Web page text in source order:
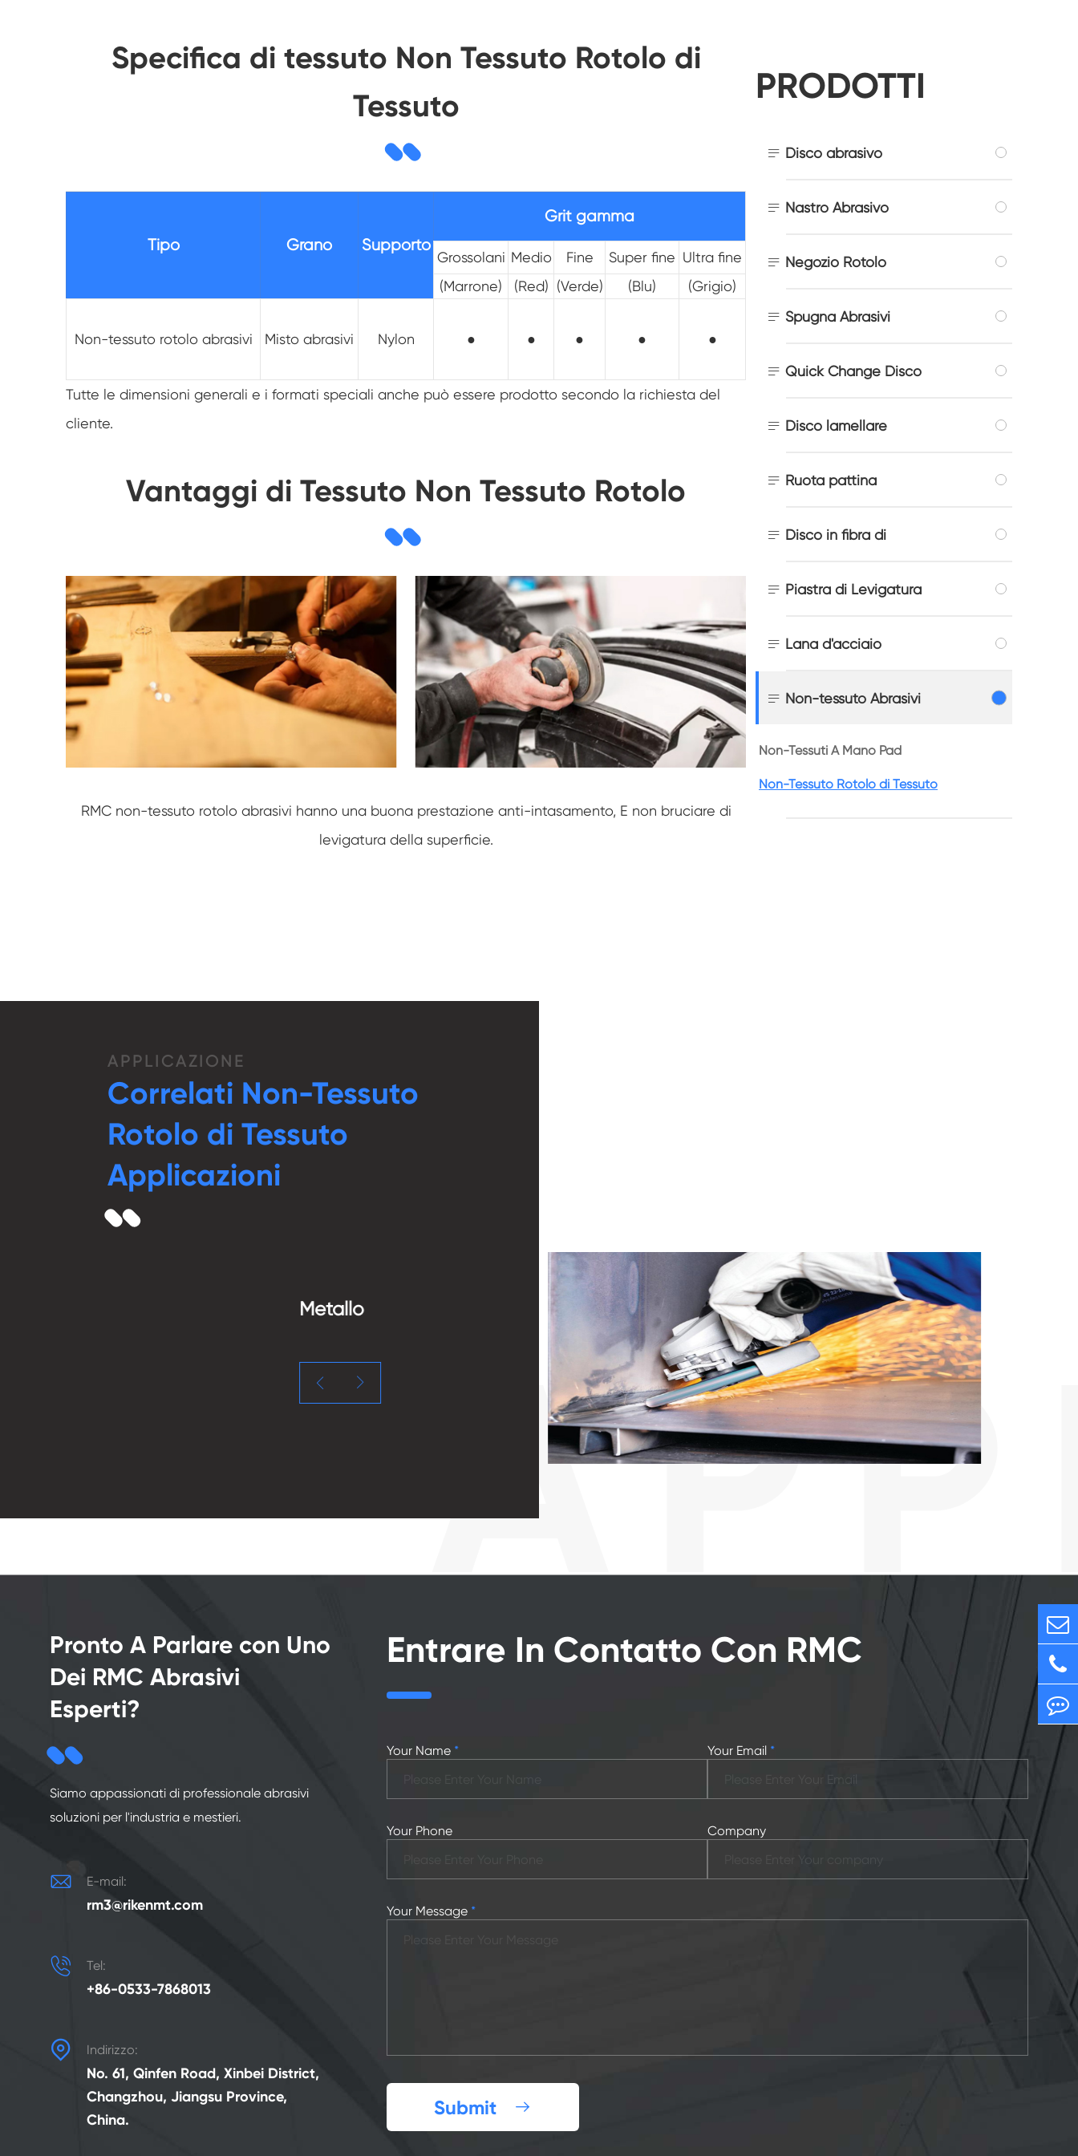
Specifica di tessuto Non Tessuto Rotolo di
Tessuto
Tipo Grano Supporto
Grit gamma
Grossolani Medio Fine Super fine Ultra fine
(Marrone)
(Red) (Verde) (Blu) (Grigio)
Non-tessuto rotolo abrasivi Misto abrasivi Nylon ● ● ● ● ●
Tutte le dimensioni generali e i formati speciali anche può essere prodotto secondo la richiesta del
cliente.
Vantaggi di Tessuto Non Tessuto Rotolo
RMC non-tessuto rotolo abrasivi hanno una buona prestazione anti-intasamento, E non bruciare di
levigatura della superficie.
PRODOTTI
 Disco abrasivo
 Nastro Abrasivo
 Negozio Rotolo
 Spugna Abrasivi
 Quick Change Disco
 Disco lamellare
 Ruota pattina
 Disco in fibra di
 Piastra di Levigatura
 Lana d'acciaio
 Non-tessuto Abrasivi
Non-Tessuti A Mano Pad
Non-Tessuto Rotolo di Tessuto
APPLICAZIONE
Correlati Non-Tessuto
Rotolo di Tessuto
Applicazioni
Pronto A Parlare con Uno
Dei RMC Abrasivi
Esperti?
Siamo appassionati di professionale abrasivi
soluzioni per l'industria e mestieri.
 E-mail:
rm3@rikenmt.com
 Tel:
+86-0533-7868013
 Indirizzo:
No. 61, Qinfen Road, Xinbei District,
Changzhou, Jiangsu Province,
China.
Entrare In Contatto Con RMC
Your Name * Your Email *
Your Phone Company
Your Message *
Submit 